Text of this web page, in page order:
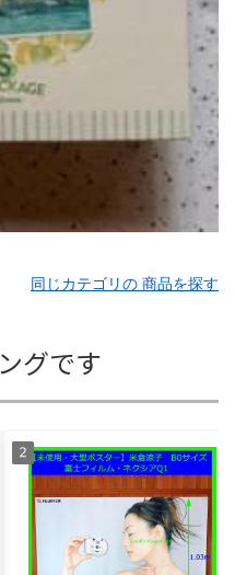
同じカテゴリの 商品を探す
グです